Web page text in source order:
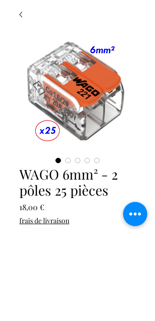
WAGO 6mm² - 2
pôles 25 pièces
18,00 €Prix
frais de livraison